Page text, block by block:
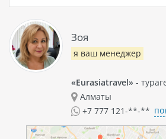
Зоя
я ваш менеджер
«Eurasiatravel» -
Алматы
+7 777 121-**-**